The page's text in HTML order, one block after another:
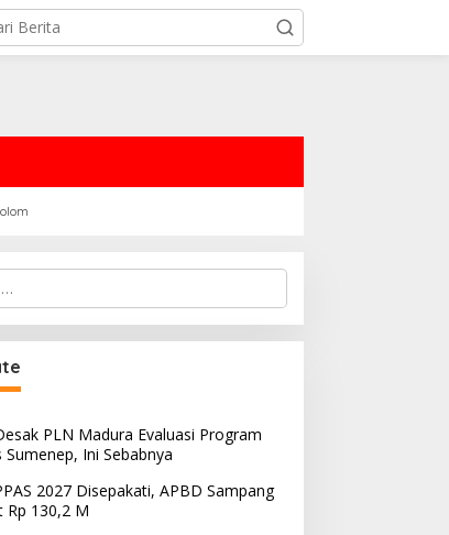
PLN Madura Evaluasi Program
Sumenep, Ini Sebabnya
2027 Disepakati, APBD Sampang
Rp 130,2 M